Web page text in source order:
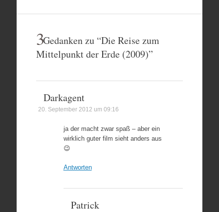
3Gedanken zu “Die Reise zum
Mittelpunkt der Erde (2009)”
Darkagent
20. September 2012 um 09:16
ja der macht zwar spaß – aber ein
wirklich guter film sieht anders aus
😉
Antworten
Patrick